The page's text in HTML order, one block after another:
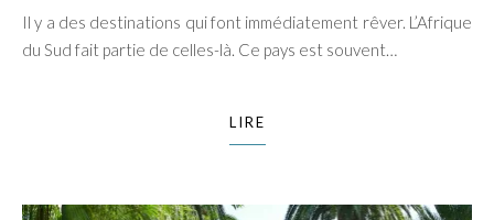
Il y a des destinations qui font immédiatement rêver. L’Afrique
du Sud fait partie de celles-là. Ce pays est souvent…
LIRE